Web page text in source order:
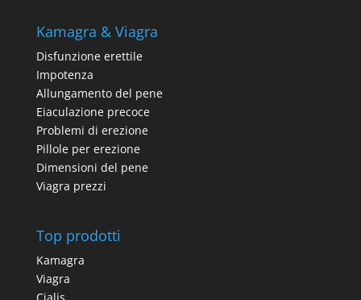
Kamagra & Viagra
Disfunzione erettile
Impotenza
Allungamento del pene
Eiaculazione precoce
Problemi di erezione
Pillole per erezione
Dimensioni del pene
Viagra prezzi
Top prodotti
Kamagra
Viagra